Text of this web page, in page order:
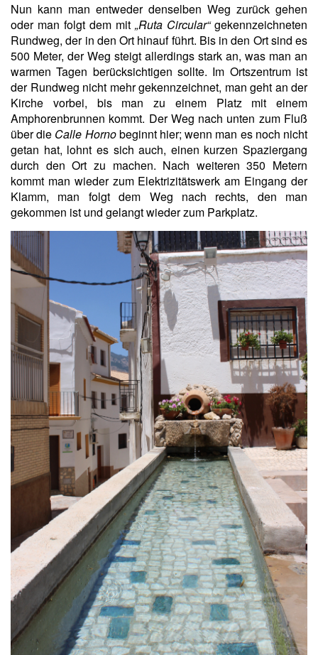
Nun kann man entweder denselben Weg zurück gehen
oder man folgt dem mit „Ruta Circular“gekennzeichneten
Rundweg, der in den Ort hinauf führt. Bis in den Ort sind es
500 Meter, der Weg steigt allerdings stark an, was man an
warmen Tagen berücksichtigen sollte. Im Ortszentrum ist
der Rundweg nicht mehr gekennzeichnet, man geht an der
Kirche vorbei, bis man zu einem Platz mit einem
Amphorenbrunnen kommt. Der Weg nach unten zum Fluß
über die Calle Hornobeginnt hier; wenn man es noch nicht
getan hat, lohnt es sich auch, einen kurzen Spaziergang
durch den Ort zu machen. Nach weiteren 350 Metern
kommt man wieder zum Elektrizitätswerk am Eingang der
Klamm, man folgt dem Weg nach rechts, den man
gekommen ist und gelangt wieder zum Parkplatz.